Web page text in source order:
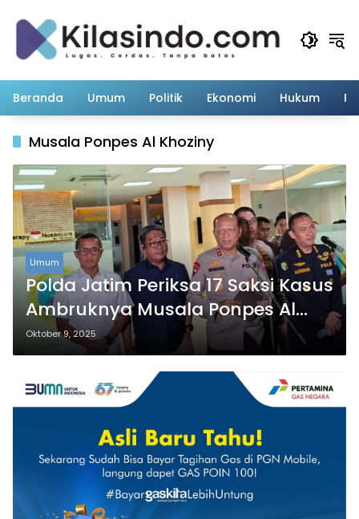
Beranda Umum Politik Ekonomi Hukum
Musala Ponpes Al Khoziny
Umum
Polda Jatim Periksa 17 Saksi Kasus
Ambruknya Musala Ponpes Al
Khoziny, 59 Orang Tewas
Oktober 9, 2025